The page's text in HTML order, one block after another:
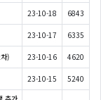
23-10-18 6843
23-10-17 6335
) 23-10-16 4620
23-10-15 5240